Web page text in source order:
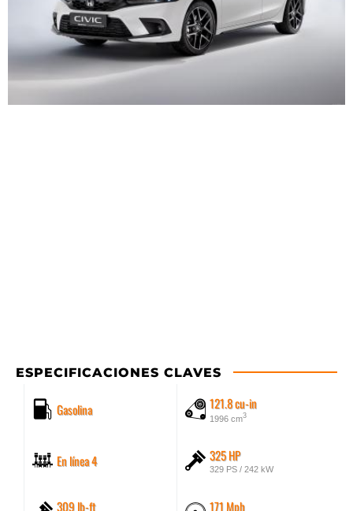
ESPECIFICACIONES CLAVES
Gasolina 121.8 cu-in
1996 cm3
En línea 4 325 HP
329 PS / 242 kW
309 lb-ft 171 Mph